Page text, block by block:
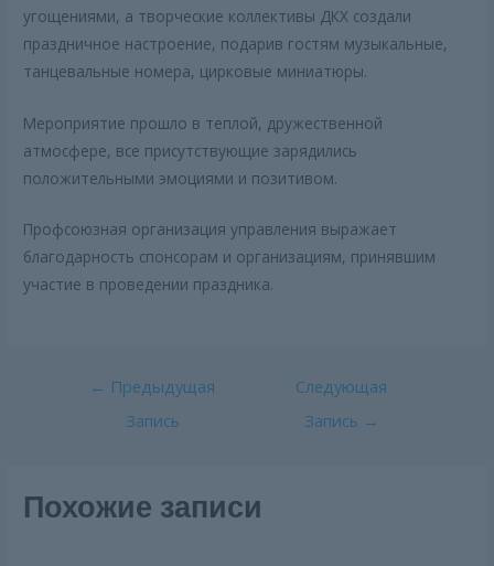
угощениями, а творческие коллективы ДКХ создали
праздничное настроение, подарив гостям музыкальные,
танцевальные номера, цирковые миниатюры.
Мероприятие прошло в теплой, дружественной
атмосфере, все присутствующие зарядились
положительными эмоциями и позитивом.
Профсоюзная организация управления выражает
благодарность спонсорам и организациям, принявшим
участие в проведении праздника.
Навигация
← Предыдущая
Запись
Следующая
Запись →
Похожие записи